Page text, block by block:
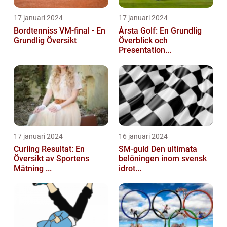
17 januari 2024
Bordtenniss VM-final - En
Grundlig Översikt
17 januari 2024
Årsta Golf: En Grundlig
Överblick och
Presentation...
17 januari 2024
Curling Resultat: En
Översikt av Sportens
Mätning ...
16 januari 2024
SM-guld Den ultimata
belöningen inom svensk
idrot...